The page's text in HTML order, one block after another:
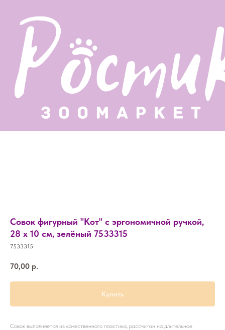
Совок фигурный "Кот" с эргономичной ручкой,
28 х 10 см, зелёный 7533315
7533315
70,00 р.
Купить
Совок выполняется из качественного пластика, рассчитан на длительное